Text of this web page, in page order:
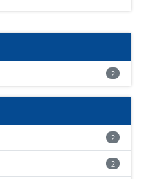
prescriptions du
Ce lot ne contient pas
économique à ce
du CNIG se
2
2
2